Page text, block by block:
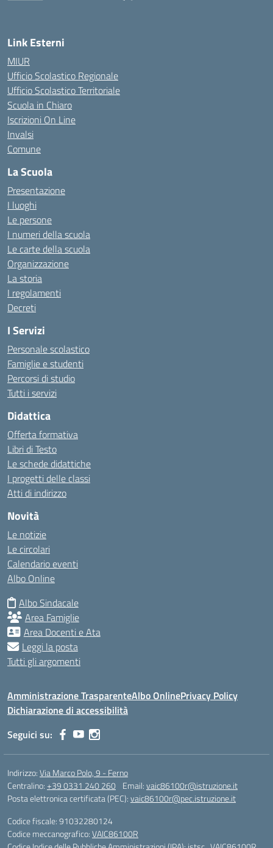
Link Esterni
MIUR
Ufficio Scolastico Regionale
Ufficio Scolastico Territoriale
Scuola in Chiaro
Iscrizioni On Line
Invalsi
Comune
La Scuola
Presentazione
I luoghi
Le persone
I numeri della scuola
Le carte della scuola
Organizzazione
La storia
I regolamenti
Decreti
I Servizi
Personale scolastico
Famiglie e studenti
Percorsi di studio
Tutti i servizi
Didattica
Offerta formativa
Libri di Testo
Le schede didattiche
I progetti delle classi
Atti di indirizzo
Novità
Le notizie
Le circolari
Calendario eventi
Albo Online
Albo Sindacale
Area Famiglie
Area Docenti e Ata
Leggi la posta
Tutti gli argomenti
Amministrazione TrasparenteAlbo OnlinePrivacy Policy
Dichiarazione di accessibilità
Seguici su:
Indirizzo:Via Marco Polo, 9 - Ferno
Centralino:+39 0331 240 260 Email:vaic86100r@istruzione.it
Posta elettronica certificata (PEC):vaic86100r@pec.istruzione.it
Codice fiscale: 91032280124
Codice meccanografico:VAIC86100R